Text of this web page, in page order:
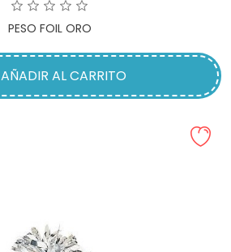
PESO FOIL ORO
AÑADIR AL CARRITO